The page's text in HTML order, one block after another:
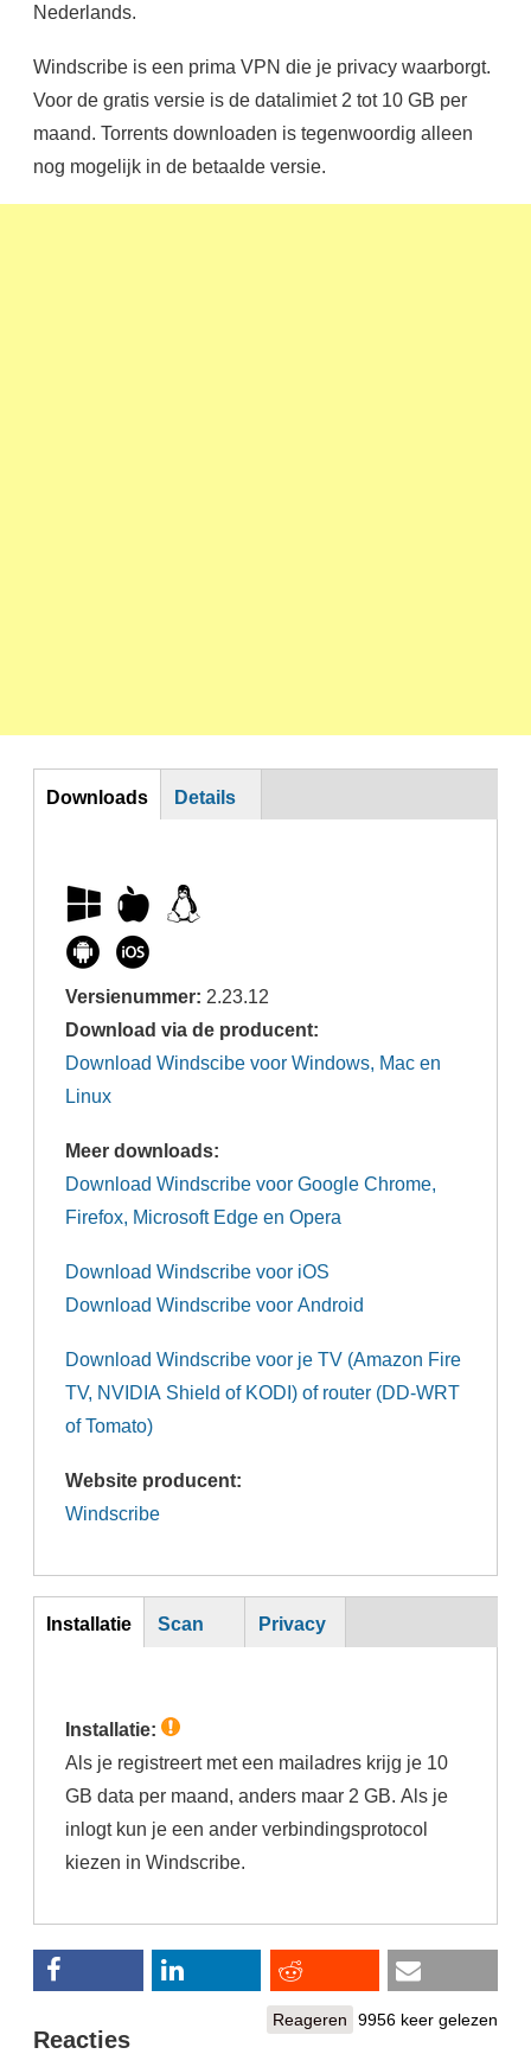
Nederlands.
Windscribe is een prima VPN die je privacy waarborgt.
Voor de gratis versie is de datalimiet 2 tot 10 GB per
maand. Torrents downloaden is tegenwoordig alleen
nog mogelijk in de betaalde versie.
DL
Downloads Details
Versienummer: 2.23.12
Download via de producent:
Download Windscibe voor Windows, Mac en
Linux
Meer downloads:
Download Windscribe voor Google Chrome,
Firefox, Microsoft Edge en Opera
Download Windscribe voor iOS
Download Windscribe voor Android
Download Windscribe voor je TV (Amazon Fire
TV, NVIDIA Shield of KODI) of router (DD-WRT
of Tomato)
Website producent:
Windscribe
Inst
Installatie
Scan Privacy
Installatie:
Als je registreert met een mailadres krijg je 10
GB data per maand, anders maar 2 GB. Als je
inlogt kun je een ander verbindingsprotocol
kiezen in Windscribe.
Reageren 9956 keer gelezen
Reacties